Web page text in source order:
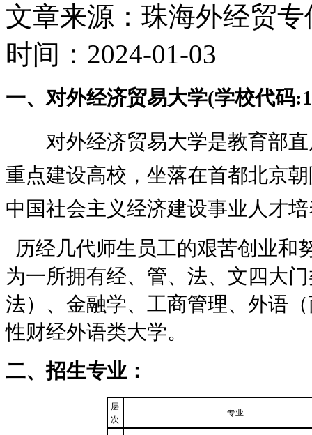
文章来源：珠海外经贸
时间：2024-01-03
一、对外经济贸易大学(学校代码
对外经济贸易大学是教育部
重点建设高校，坐落在首都北京
中国社会主义经济建设事业人才
历经几代师生员工的艰苦创业和
为一所拥有经、管、法、文四大
法）、金融学、工商管理、外语
性财经外语类大学。
二、招生专业：
层
次
专业